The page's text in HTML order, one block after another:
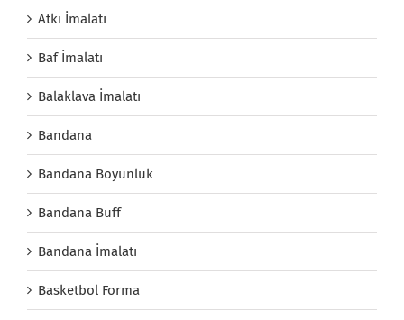
Atkı İmalatı
Baf İmalatı
Balaklava İmalatı
Bandana
Bandana Boyunluk
Bandana Buff
Bandana İmalatı
Basketbol Forma